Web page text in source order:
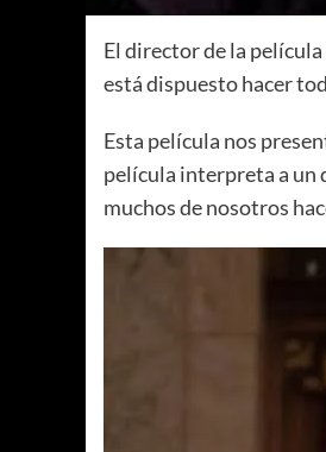
El director de la
está dispuesto hacer
Esta película nos
película interpreta a un
muchos de nosotros